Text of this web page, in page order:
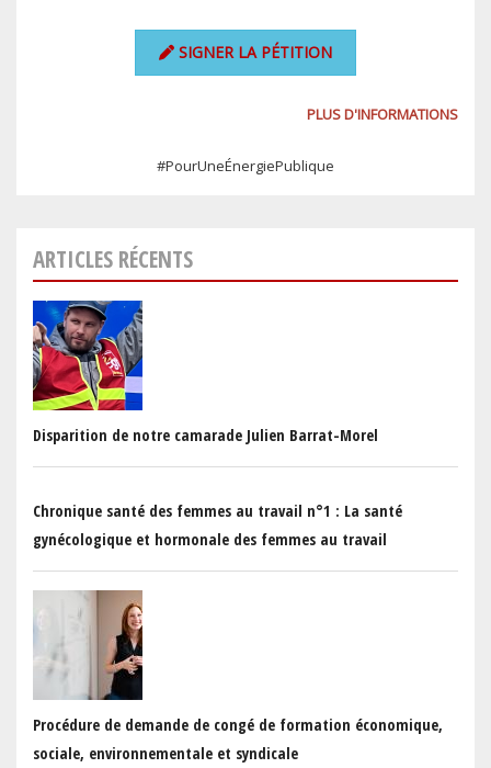
SIGNER LA PÉTITION
PLUS D'INFORMATIONS
#PourUneÉnergiePublique
ARTICLES RÉCENTS
Disparition de notre camarade Julien Barrat-Morel
Chronique santé des femmes au travail n°1 : La santé
gynécologique et hormonale des femmes au travail
Procédure de demande de congé de formation économique,
sociale, environnementale et syndicale